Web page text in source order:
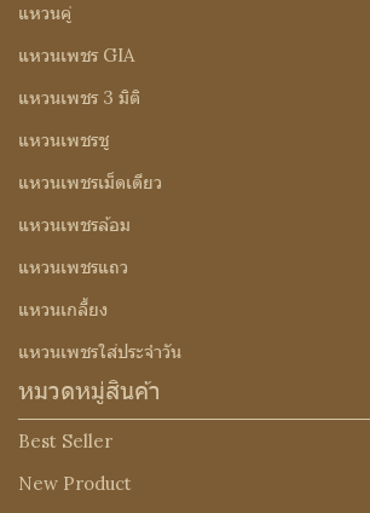
แหวนคู่
แหวนเพชร GIA
แหวนเพชร 3 มิติ
แหวนเพชรชู
แหวนเพชรเม็ดเดียว
แหวนเพชรล้อม
แหวนเพชรแถว
แหวนเกลี้ยง
แหวนเพชรใส่ประจำวัน
หมวดหมู่สินค้า
Best Seller
New Product